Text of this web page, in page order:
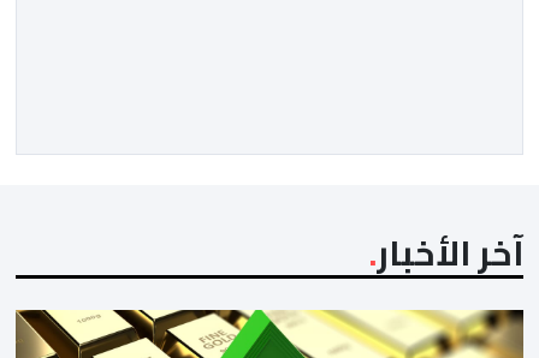
إسباني حظي بدعم قادة 22 دولة عضوا، […]
آخر الأخبار